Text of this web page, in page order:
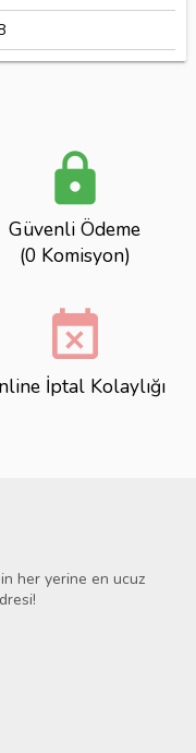
lock
Güvenli Ödeme
(0 Komisyon)
event_busy
İptal Kolaylığı
her yerine en ucuz